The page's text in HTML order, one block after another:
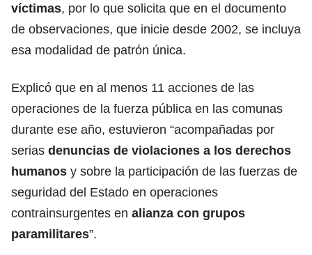
víctimas, por lo que solicita que en el documento
de observaciones, que inicie desde 2002, se incluya
esa modalidad de patrón única.
Explicó que en al menos 11 acciones de las
operaciones de la fuerza pública en las comunas
durante ese año, estuvieron “acompañadas por
serias denuncias de violaciones a los derechos
humanos y sobre la participación de las fuerzas de
seguridad del Estado en operaciones
contrainsurgentes en alianza con grupos
paramilitares”.